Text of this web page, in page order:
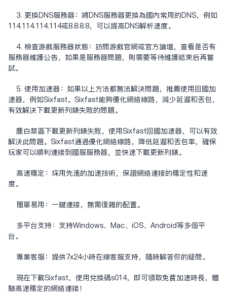
3. 更换DNS服务器：将DNS服务器更换为国内常用的DNS，例如
114.114.114.114或8.8.8.8，可以提高DNS解析速度。
4. 检查游戏服务器状态：访问游戏官网或官方论坛，查看是否有
服务器维护公告，如果是服务器问题，则需要等待维护结束后再尝
试。
5. 使用加速器：如果以上方法都无法解决问题，推荐使用回国加
速器，例如Sixfast。Sixfast能够优化网络线路，减少延迟和丢包，
有效解决下载更新列表失败的问题。
尘白禁区下载更新列表失败，使用Sixfast回国加速器，可以有效
解决此问题。Sixfast通过优化网络线路，降低延迟和丢包率，确保
玩家可以顺利连接到国服服务器，并快速下载更新列表。
高速稳定：采用先进的加速技术，保证网络连接的稳定性和速
度。
简单易用：一键连接，无需复杂的配置。
多平台支持：支持Windows、Mac、iOS、Android等多个平
台。
专业客服：提供7x24小时在线客服支持，随时解答你的疑问。
现在下载Sixfast，使用兑换码s014，即可领取免费加速时长，体
验高速稳定的网络连接！